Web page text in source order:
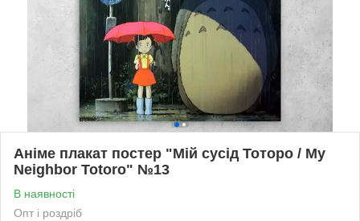
Аніме плакат постер "Мій сусід Тоторо / My
Neighbor Totoro" №13
В наявності
Опт і роздріб